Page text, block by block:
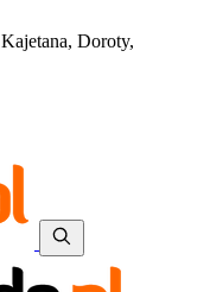
Kajetana, Doroty,